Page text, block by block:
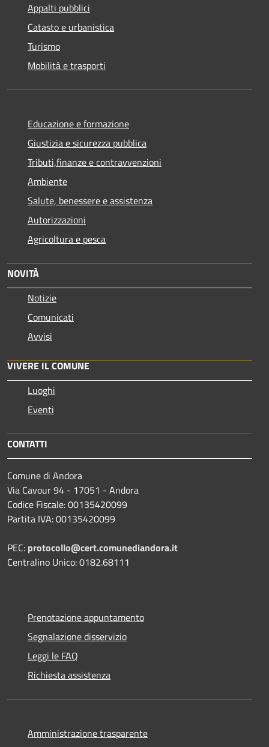
Appalti pubblici
Catasto e urbanistica
Turismo
Mobilità e trasporti
Educazione e formazione
Giustizia e sicurezza pubblica
Tributi,finanze e contravvenzioni
Ambiente
Salute, benessere e assistenza
Autorizzazioni
Agricoltura e pesca
NOVITÀ
Notizie
Comunicati
Avvisi
VIVERE IL COMUNE
Luoghi
Eventi
CONTATTI
Comune di Andora
Via Cavour 94 - 17051 - Andora
Codice Fiscale: 00135420099
Partita IVA: 00135420099
PEC: protocollo@cert.comunediandora.it
Centralino Unico: 0182.68111
Prenotazione appuntamento
Segnalazione disservizio
Leggi le FAQ
Richiesta assistenza
Amministrazione trasparente